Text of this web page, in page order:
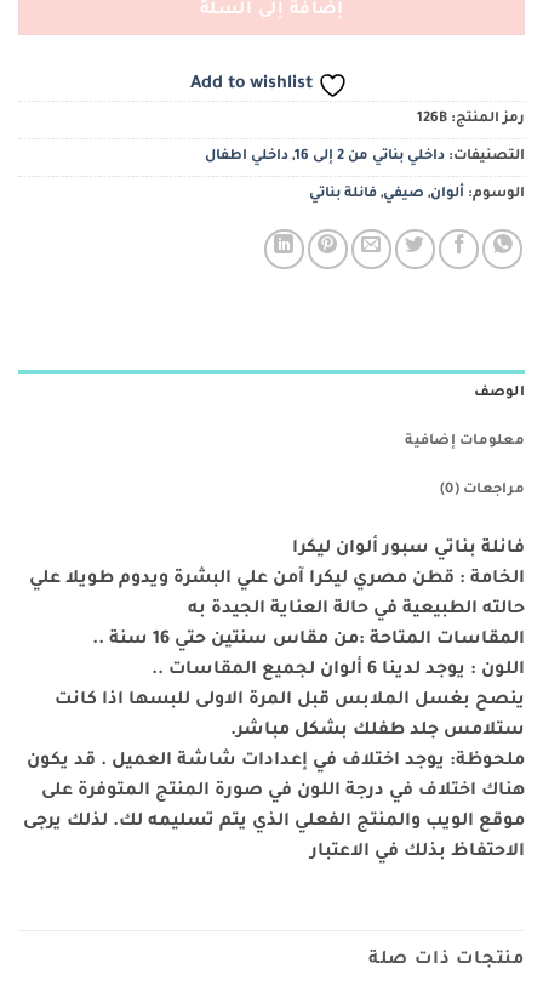
إضافة إلى السلة
Add to wishlist
رمز المنتج: 126B
التصنيفات: داخلي بناتي من 2 إلى 16 , داخلي اطفال
الوسوم: ألوان, صيفي, فانلة بناتي
الوصف
معلومات إضافية
مراجعات (0)
فانلة بناتي سبور ألوان ليكرا
الخامة : قطن مصري ليكرا آمن علي البشرة ويدوم طويلا علي
حالته الطبيعية في حالة العناية الجيدة به
المقاسات المتاحة :من مقاس سنتين حتي 16 سنة ..
اللون : يوجد لدينا 6 ألوان لجميع المقاسات ..
ينصح بغسل الملابس قبل المرة الاولى للبسها اذا كانت
ستلامس جلد طفلك بشكل مباشر.
ملحوظة: يوجد اختلاف في إعدادات شاشة العميل . قد يكون
هناك اختلاف في درجة اللون في صورة المنتج المتوفرة على
موقع الويب والمنتج الفعلي الذي يتم تسليمه لك. لذلك يرجى
الاحتفاظ بذلك في الاعتبار
منتجات ذات صلة